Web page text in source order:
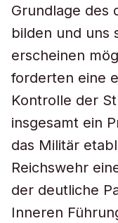
Grundlage des
bilden und uns
erscheinen
forderten eine
Kontrolle der
insgesamt ein
das Militär
Reichswehr
der deutliche
Inneren